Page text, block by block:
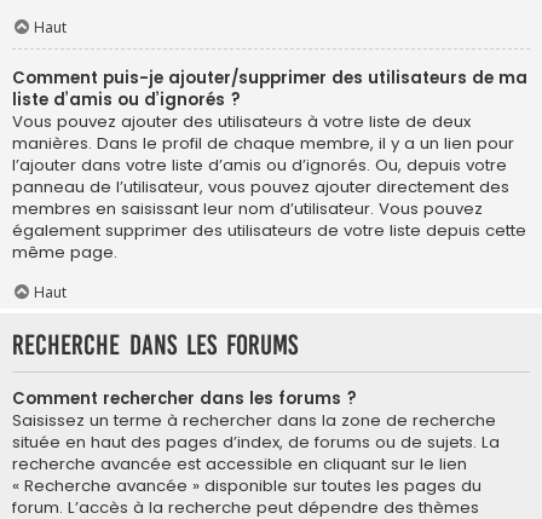
Haut
Comment puis-je ajouter/supprimer des utilisateurs de ma
liste d’amis ou d’ignorés ?
Vous pouvez ajouter des utilisateurs à votre liste de deux
manières. Dans le profil de chaque membre, il y a un lien pour
l’ajouter dans votre liste d’amis ou d’ignorés. Ou, depuis votre
panneau de l’utilisateur, vous pouvez ajouter directement des
membres en saisissant leur nom d’utilisateur. Vous pouvez
également supprimer des utilisateurs de votre liste depuis cette
même page.
Haut
Recherche dans les forums
Comment rechercher dans les forums ?
Saisissez un terme à rechercher dans la zone de recherche
située en haut des pages d’index, de forums ou de sujets. La
recherche avancée est accessible en cliquant sur le lien
« Recherche avancée » disponible sur toutes les pages du
forum. L’accès à la recherche peut dépendre des thèmes